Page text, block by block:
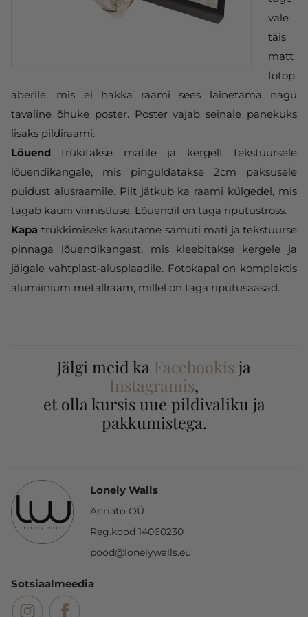
vale
täis
matt
fotop
aberile, mis ei hakka raami sees lainetama nagu
tavaline õhuke poster. Poster vajab seinale panekuks
lisaks pildiraami.
Lõuend trükitakse matile ja kergelt tekstuursele
lõuendikangale, mis pinguldatakse 2cm paksusele
puidust alusraamile. Pilt jätkub ka raami külgedel, mis
tagab kauni viimistluse. Lõuendil on taga riputustross.
Kapa trükkimiseks kasutame samuti mati ja tekstuurse
pinnaga lõuendikangast, mis kleebitakse kergele ja
jäigale vahtplast-alusplaadile. Fotokapal on komplektis
alumiinium metallraam, millel on taga riputusaasad.
Jälgi meid ka Facebookis ja
Instagramis,
et olla kursis uue pildivaliku ja
pakkumistega.
Lonely Walls
Anriato OÜ
Reg.kood 14060230
pood@lonelywalls.eu
Sotsiaalmeedia